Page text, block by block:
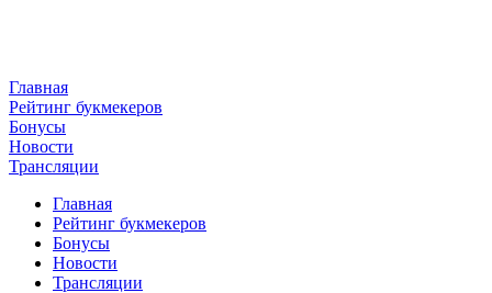
Главная
Рейтинг букмекеров
Бонусы
Новости
Трансляции
Главная
Рейтинг букмекеров
Бонусы
Новости
Трансляции